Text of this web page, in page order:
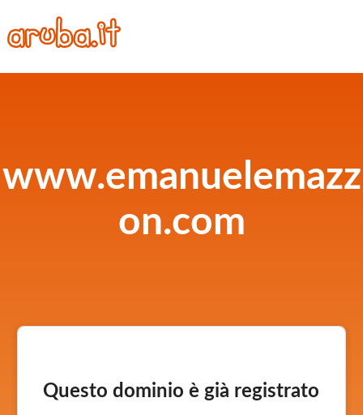
www.emanuelemazz
on.com
Questo dominio è già registrato